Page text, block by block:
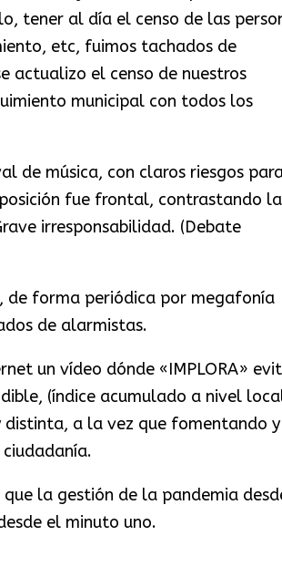
tener al día el censo de las
etc, fuimos tachados de
actualizo el censo de nuestros
municipal con todos los
de música, con claros riesgos
fue frontal, contrastando la
irresponsabilidad. (Debate
de forma periódica por megafonía
de alarmistas.
un vídeo dónde «IMPLORA»
(índice acumulado a nivel
distinta, a la vez que fomentando y
que la gestión de la pandemia
el minuto uno.